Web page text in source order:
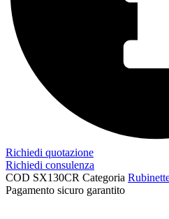
Richiedi quotazione
Richiedi consulenza
COD SX130CR Categoria
Pagamento sicuro garantito​